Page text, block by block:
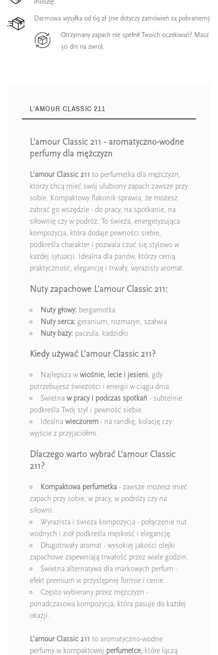
Darmowa wysyłka od 69 zł (nie dotyczy zamówień za pobraniem)
Otrzymany zapach nie spełnił Twoich oczekiwań? Masz
30 dni na zwrot.
L'AMOUR CLASSIC 211
L'amour Classic 211 - aromatyczno-wodne
perfumy dla mężczyzn
L'amour Classic 211 to perfumetka dla mężczyzn,
którzy chcą mieć swój ulubiony zapach zawsze przy
sobie. Kompaktowy flakonik sprawia, że możesz
zabrać go wszędzie - do pracy, na spotkanie, na
siłownię czy w podróż. To świeża, energetyzująca
kompozycja, która dodaje pewności siebie,
podkreśla charakter i pozwala czuć się stylowo w
każdej sytuacji. Idealna dla panów, którzy cenią
praktyczność, elegancję i trwały, wyrazisty aromat.
Nuty zapachowe L'amour Classic 211:
Nuty głowy: bergamotka
Nuty serca: geranium, rozmaryn, szałwia
Nuty bazy: paczula, kadzidło
Kiedy używać L'amour Classic 211?
Najlepsza w wiośnie, lecie i jesieni, gdy
potrzebujesz świeżości i energii w ciągu dnia.
Świetna w pracy i podczas spotkań - subtelnie
podkreśla Twój styl i pewność siebie.
Idealna wieczorem - na randkę, kolację czy
wyjście z przyjaciółmi.
Dlaczego warto wybrać L'amour Classic
211?
Kompaktowa perfumetka - zawsze możesz mieć
zapach przy sobie, w pracy, w podróży czy na
siłowni.
Wyrazista i świeża kompozycja - połączenie nut
wodnych i ziół podkreśla męskość i elegancję.
Długotrwały aromat - wysokiej jakości olejki
zapachowe zapewniają trwałość przez wiele godzin.
Świetna alternatywa dla markowych perfum -
efekt premium w przystępnej formie i cenie.
Często wybierany przez mężczyzn -
ponadczasowa kompozycja, która pasuje do każdej
okazji.
L'amour Classic 211 to aromatyczno-wodne
perfumy w kompaktowej perfumetce, które łączą